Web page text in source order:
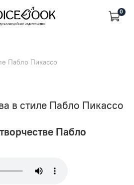
0
Пабло Пикассо
в стиле Пабло Пикассо
Пабло